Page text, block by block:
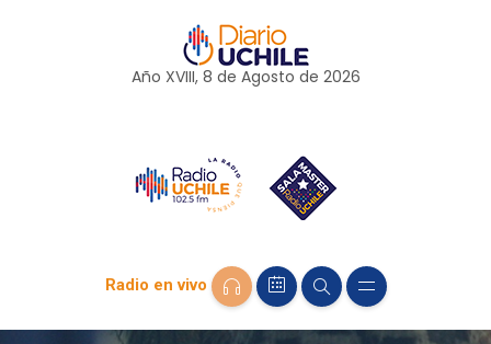
Año XVIII, 8 de Agosto de 2026
Radio en vivo